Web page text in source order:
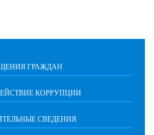
ГРАЖДАН
КОРРУПЦИИ
СВЕДЕНИЯ